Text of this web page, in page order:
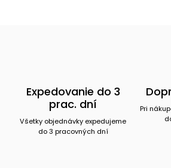
Expedovanie do 3
prac. dní
Všetky objednávky expedujeme
do 3 pracovných dní
Pri